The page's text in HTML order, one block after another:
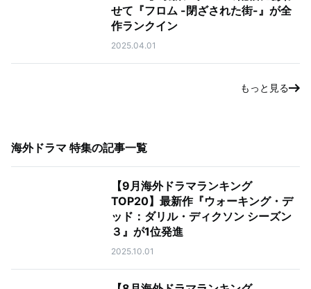
せて『フロム -閉ざされた街-』が全
作ランクイン
2025.04.01
もっと見る
海外ドラマ 特集の記事一覧
【9月海外ドラマランキング
TOP20】最新作『ウォーキング・デ
ッド：ダリル・ディクソン シーズン
３』が1位発進
2025.10.01